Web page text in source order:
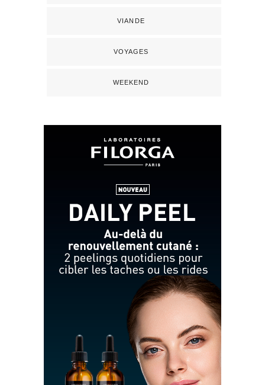
VIANDE
VOYAGES
WEEKEND